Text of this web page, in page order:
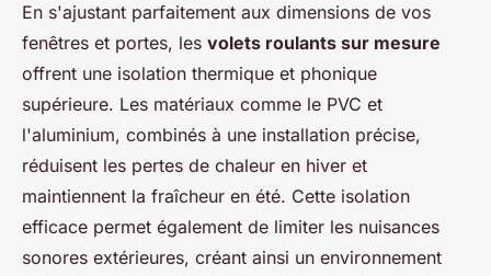
En s'ajustant parfaitement aux dimensions de vos
fenêtres et portes, les volets roulants sur mesure
offrent une isolation thermique et phonique
supérieure. Les matériaux comme le PVC et
l'aluminium, combinés à une installation précise,
réduisent les pertes de chaleur en hiver et
maintiennent la fraîcheur en été. Cette isolation
efficace permet également de limiter les nuisances
sonores extérieures, créant ainsi un environnement